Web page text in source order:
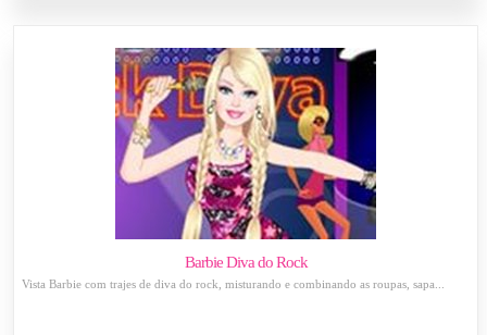
Barbie Diva do Rock
Vista Barbie com trajes de diva do rock, misturando e combinando as roupas, sapa...